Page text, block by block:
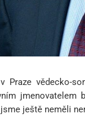
Praze vědecko-
jmenovatelem
ještě neměli